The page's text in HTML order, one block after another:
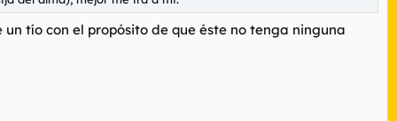
tío con el propósito de que éste no tenga ninguna